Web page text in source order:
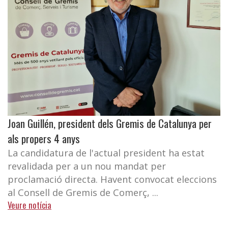
Joan Guillén, president dels Gremis de Catalunya per
als propers 4 anys
La candidatura de l'actual president ha estat
revalidada per a un nou mandat per
proclamació directa. Havent convocat eleccions
al Consell de Gremis de Comerç, ...
Veure notícia